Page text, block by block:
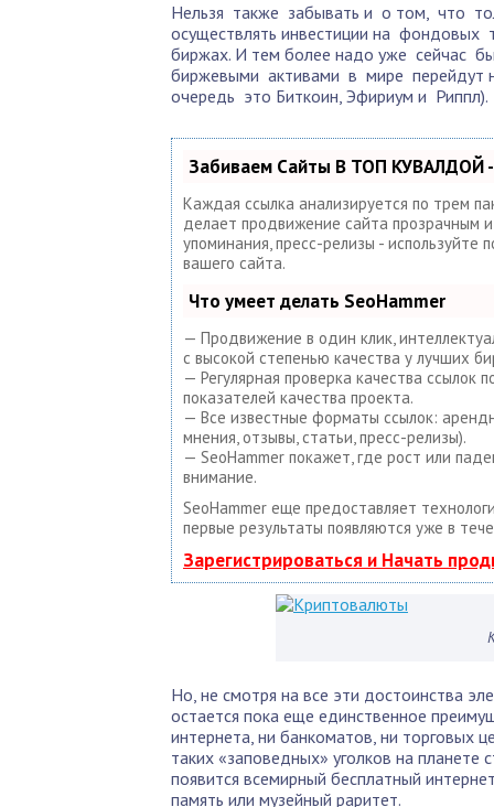
Нельзя также забывать и о том, что
осуществлять инвестиции на
биржах. И тем более надо уже сейчас
биржевыми активами в мире перейдут
очередь это Биткоин, Эфириум и Риппл).
Забиваем Сайты В ТОП КУВАЛДОЙ -
Каждая ссылка анализируется по трем
делает продвижение сайта прозрачным
упоминания, пресс-релизы -
вашего сайта.
Что умеет делать SeoHammer
— Продвижение в один клик,
с высокой степенью качества у лучших
— Регулярная проверка качества
показателей качества проекта.
— Все известные форматы ссылок:
мнения, отзывы, статьи, пресс-релизы).
— SeoHammer покажет, где рост или
внимание.
SeoHammer еще предоставляет
первые результаты появляются уже в
Зарегистрироваться и Начать
Но, не смотря на все эти достоинства
остается пока еще единственное
интернета, ни банкоматов, ни торговых
таких «заповедных» уголков на планете
появится всемирный бесплатный
память или музейный раритет.